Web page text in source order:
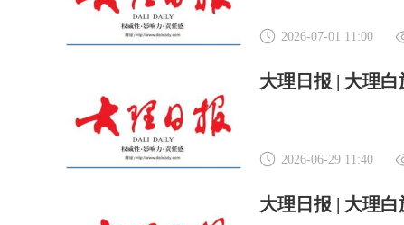
2026-07-01 11:00
2026-06-29 11:40